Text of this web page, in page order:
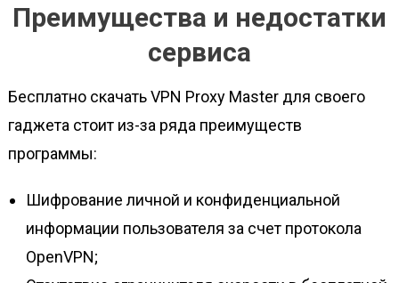
Преимущества и недостатки
сервиса
Бесплатно скачать VPN Proxy Master для своего
гаджета стоит из-за ряда преимуществ
программы:
Шифрование личной и конфиденциальной
информации пользователя за счет протокола
OpenVPN;